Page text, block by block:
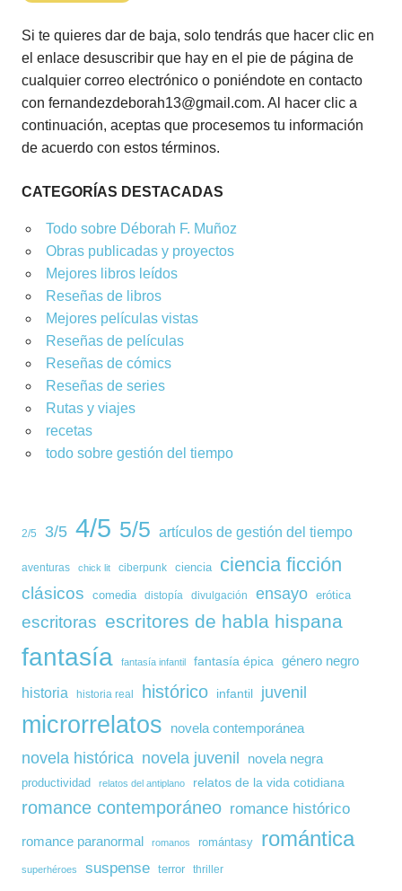
Si te quieres dar de baja, solo tendrás que hacer clic en
el enlace desuscribir que hay en el pie de página de
cualquier correo electrónico o poniéndote en contacto
con fernandezdeborah13@gmail.com. Al hacer clic a
continuación, aceptas que procesemos tu información
de acuerdo con estos términos.
CATEGORÍAS DESTACADAS
Todo sobre Déborah F. Muñoz
Obras publicadas y proyectos
Mejores libros leídos
Reseñas de libros
Mejores películas vistas
Reseñas de películas
Reseñas de cómics
Reseñas de series
Rutas y viajes
recetas
todo sobre gestión del tiempo
2/5 3/5 4/5 5/5 artículos de gestión del tiempo
aventuras chick lit ciberpunk ciencia ciencia ficción
clásicos comedia distopía divulgación ensayo erótica
escritoras escritores de habla hispana
fantasía fantasía infantil fantasía épica género negro
historia historia real histórico infantil juvenil
microrrelatos novela contemporánea
novela histórica novela juvenil novela negra
productividad relatos del antiplano relatos de la vida cotidiana
romance contemporáneo romance histórico
romance paranormal romanos romántasy romántica
superhéroes suspense terror thriller